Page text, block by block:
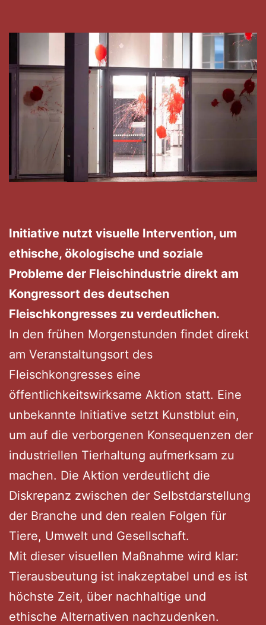
Initiative nutzt visuelle Intervention, um
ethische, ökologische und soziale
Probleme der Fleischindustrie direkt am
Kongressort des deutschen
Fleischkongresses zu verdeutlichen.
In den frühen Morgenstunden findet direkt
am Veranstaltungsort des
Fleischkongresses eine
öffentlichkeitswirksame Aktion statt. Eine
unbekannte Initiative setzt Kunstblut ein,
um auf die verborgenen Konsequenzen der
industriellen Tierhaltung aufmerksam zu
machen. Die Aktion verdeutlicht die
Diskrepanz zwischen der Selbstdarstellung
der Branche und den realen Folgen für
Tiere, Umwelt und Gesellschaft.
Mit dieser visuellen Maßnahme wird klar:
Tierausbeutung ist inakzeptabel und es ist
höchste Zeit, über nachhaltige und
ethische Alternativen nachzudenken.